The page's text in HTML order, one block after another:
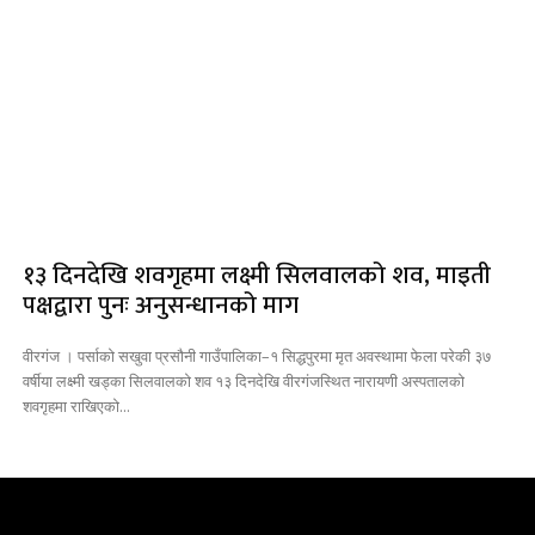
१३ दिनदेखि शवगृहमा लक्ष्मी सिलवालको शव, माइती
पक्षद्वारा पुनः अनुसन्धानको माग
वीरगंज । पर्साको सखुवा प्रसौनी गाउँपालिका–१ सिद्धपुरमा मृत अवस्थामा फेला परेकी ३७
वर्षीया लक्ष्मी खड्का सिलवालको शव १३ दिनदेखि वीरगंजस्थित नारायणी अस्पतालको
शवगृहमा राखिएको...